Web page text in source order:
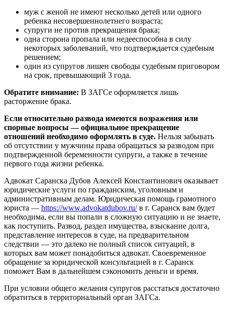
муж с женой не имеют несколько детей или одного
ребенка несовершеннолетнего возраста;
супруги не против прекращения брака;
одна сторона пропала или недееспособна в силу
некоторых заболеваний, что подтверждается судебным
решением;
один из супругов лишен свободы судебным приговором
на срок, превышающий 3 года.
Обратите внимание: В ЗАГСе оформляется лишь
расторжение брака.
Если относительно развода имеются возражения или
спорные вопросы — официальное прекращение
отношений необходимо оформлять в суде. Нельзя забывать
об отсутствии у мужчины права обращаться за разводом при
подтвержденной беременности супруги, а также в течение
первого года жизни ребенка.
Адвокат Саранска Дубов Алексей Константинович оказывает
юридические услуги по гражданским, уголовным и
административным делам. Юридическая помощь грамотного
юриста — https://www.advokatdubov.ru/в г. Саранск вам будет
необходима, если вы попали в сложную ситуацию и не знаете,
как поступить. Развод, раздел имущества, взыскание долга,
представление интересов в суде, на предварительном
следствии — это далеко не полный список ситуаций, в
которых вам может понадобиться адвокат. Своевременное
обращение за юридической консультацией в г. Саранск
поможет Вам в дальнейшем сэкономить деньги и время.
При условии общего желания супругов расстаться достаточно
обратиться в территориальный орган ЗАГСа.